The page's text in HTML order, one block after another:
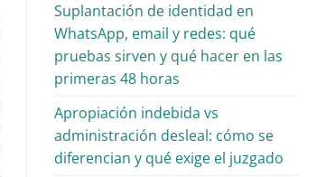
Suplantación de identidad en
WhatsApp, email y redes: qué
pruebas sirven y qué hacer en las
primeras 48 horas
Apropiación indebida vs
administración desleal: cómo se
diferencian y qué exige el juzgado